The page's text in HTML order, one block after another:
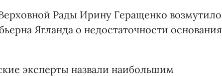
Рады Ирину Геращенко возмутило
Ягланда о недостаточности основания
эксперты назвали наибольшим